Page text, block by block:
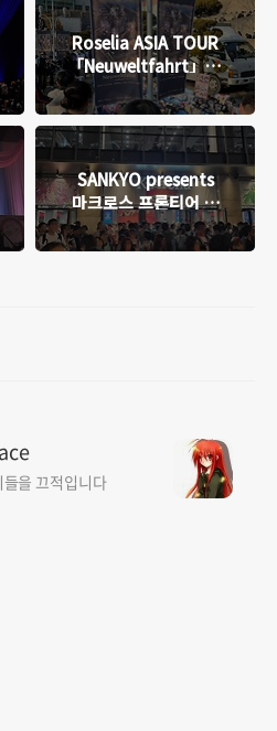
Roselia ASIA TOUR
「Neuweltfahrt」 in
Seoul 다녀왔습니다
SANKYO presents
마크로스 프론티어 갤
럭시 라이브☆파이널
2025 DAY2 다녀왔습
을 끄적입니다